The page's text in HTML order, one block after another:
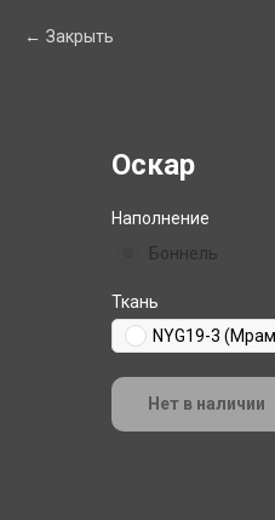
Закрыть
Оскар
Наполнение
Боннель
Ткань
NYG19-3
Нет в наличии